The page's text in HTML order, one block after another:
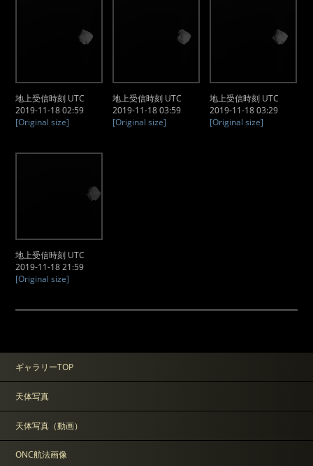
地上受信時刻 UTC
2019-11-18 02:59
[Original size]
地上受信時刻 UTC
2019-11-18 03:59
[Original size]
地上受信時刻 UTC
2019-11-18 03:29
[Original size]
地上受信時刻 UTC
2019-11-18 21:59
[Original size]
ギャラリーTOP
天体写真
天体写真（動画）
ONC航法画像